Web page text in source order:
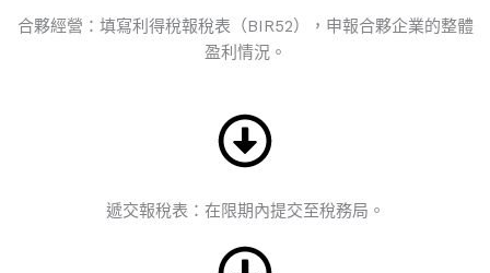
合夥經營：填寫利得稅報稅表（BIR52），申報合夥企業的整體
盈利情況。
遞交報稅表：在限期內提交至稅務局。